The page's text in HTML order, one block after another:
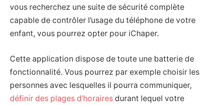
vous recherchez une suite de sécurité complète
capable de contrôler l’usage du téléphone de votre
enfant, vous pourrez opter pour iChaper.
Cette application dispose de toute une batterie de
fonctionnalité. Vous pourrez par exemple choisir les
personnes avec lesquelles il pourra communiquer,
définir des plages d’horaires durant lequel votre